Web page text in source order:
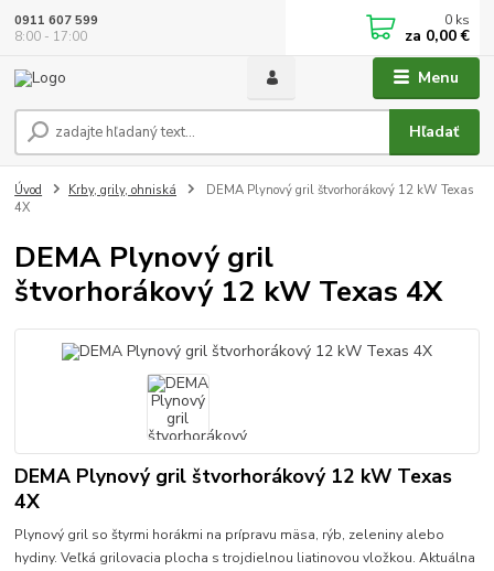
Menu
Hľadať
0911 607 599
8:00 - 17:00
0 ks
za 0,00 €
Úvod Krby, grily, ohniská
DEMA Plynový gril štvorhorákový 12 kW Texas
4X
DEMA Plynový gril
štvorhorákový 12 kW Texas 4X
DEMA Plynový gril štvorhorákový 12 kW Texas
4X
Plynový gril so štyrmi horákmi na prípravu mäsa, rýb, zeleniny alebo
hydiny. Veľká grilovacia plocha s trojdielnou liatinovou vložkou. Aktuálna